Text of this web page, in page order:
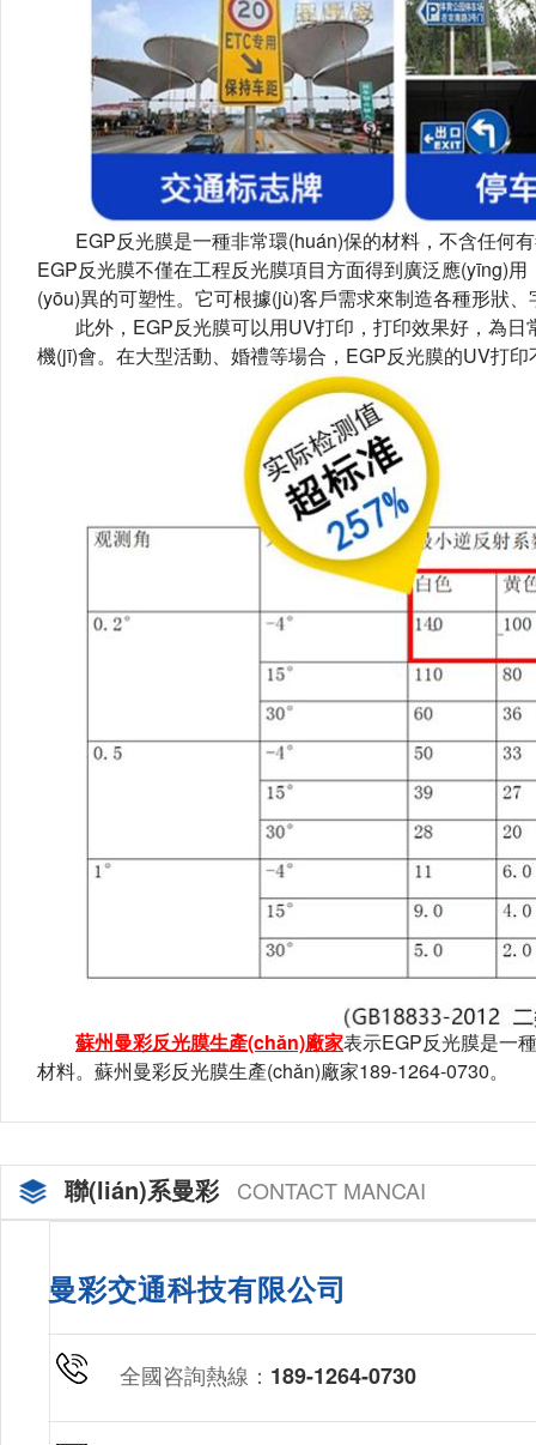
EGP反光膜是一種非常環(huán)保的材料，不含任
EGP反光膜不僅在工程反光膜項目方面得到廣泛應(yīng)用
(yōu)異的可塑性。它可根據(jù)客戶需求來制造各種形狀、字
此外，EGP反光膜可以用UV打印，打印效果好，為
機(jī)會。在大型活動、婚禮等場合，EGP反光膜的UV打
蘇州曼彩反光膜生產(chǎn)廠家表示EGP反光膜是一種
材料。蘇州曼彩反光膜生產(chǎn)廠家189-1264-0730。
聯(lián)系曼彩 CONTACT MANCAI
曼彩交通科技有限公司
全國咨詢熱線： 189-1264-0730